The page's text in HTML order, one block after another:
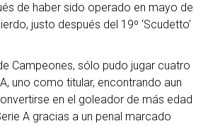
de haber sido operado en mayo de
justo después del 19º ‘Scudetto’
Campeones, sólo pudo jugar cuatro
uno como titular, encontrando aun
en el goleador de más edad
A gracias a un penal marcado